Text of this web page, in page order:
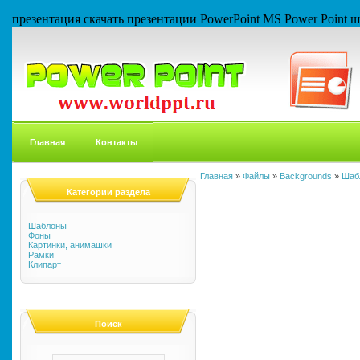
презентация скачать презентации PowerPoint MS Power
Главная Контакты
Категории раздела
Шаблоны
Фоны
Картинки, анимашки
Рамки
Клипарт
Поиск
Главная » Файлы » Backgrounds »